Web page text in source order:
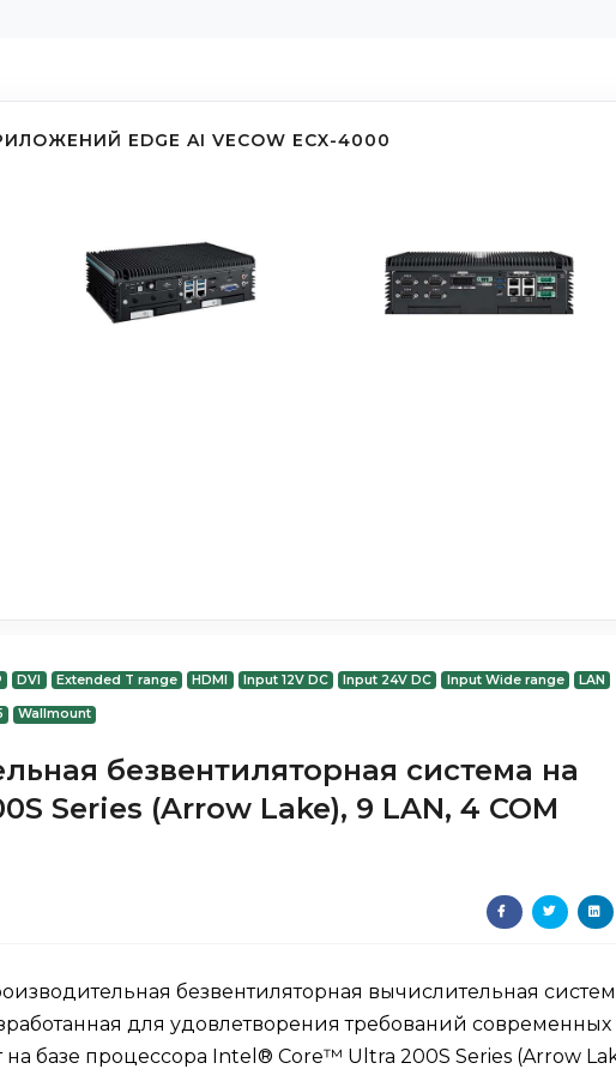
EDGE AI VECOW ECX-4000
DVI Extended T range HDMI Input 12V DC Input 24V DC Input Wide range LAN
Wallmount
безвентиляторная система на
Series (Arrow Lake), 9 LAN, 4 COM
безвентиляторная вычислительная
для удовлетворения требований современных
базе процессора Intel® Core™ Ultra 200S Series (Arrow